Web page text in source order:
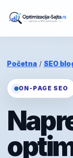
Početna / SEO
ON-PAGE SEO